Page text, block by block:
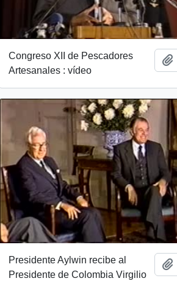
Congreso XII de Pescadores
Artesanales : vídeo
Presidente Aylwin recibe al
Presidente de Colombia Virgilio